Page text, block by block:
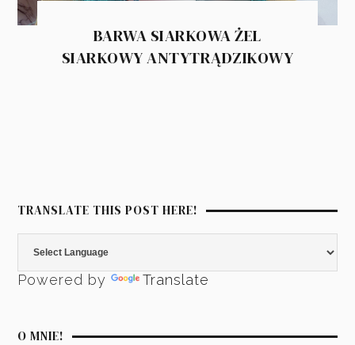
BARWA SIARKOWA ŻEL
SIARKOWY ANTYTRĄDZIKOWY
TRANSLATE THIS POST HERE!
Powered by Translate
O MNIE!